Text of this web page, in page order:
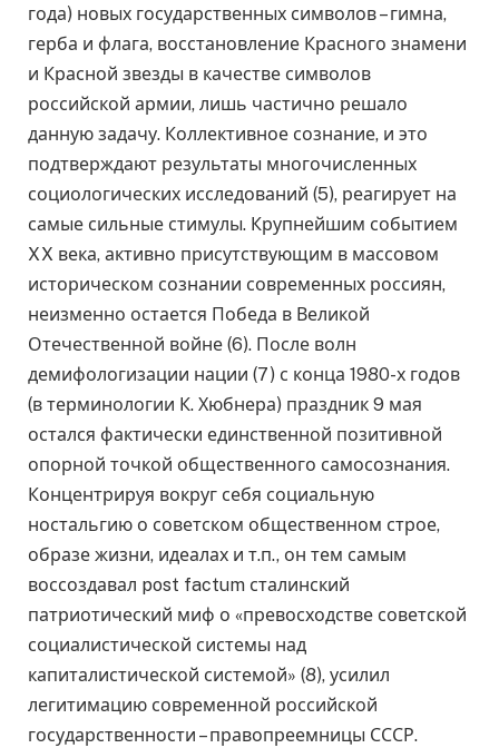
года) новых государственных символов – гимна,
герба и флага, восстановление Красного знамени
и Красной звезды в качестве символов
российской армии, лишь частично решало
данную задачу. Коллективное сознание, и это
подтверждают результаты многочисленных
социологических исследований (5), реагирует на
самые сильные стимулы. Крупнейшим событием
XX века, активно присутствующим в массовом
историческом сознании современных россиян,
неизменно остается Победа в Великой
Отечественной войне (6). После волн
демифологизации нации (7) с конца 1980-х годов
(в терминологии К. Хюбнера) праздник 9 мая
остался фактически единственной позитивной
опорной точкой общественного самосознания.
Концентрируя вокруг себя социальную
ностальгию о советском общественном строе,
образе жизни, идеалах и т.п., он тем самым
воссоздавал post factum сталинский
патриотический миф о «превосходстве советской
социалистической системы над
капиталистической системой» (8), усилил
легитимацию современной российской
государственности – правопреемницы СССР.